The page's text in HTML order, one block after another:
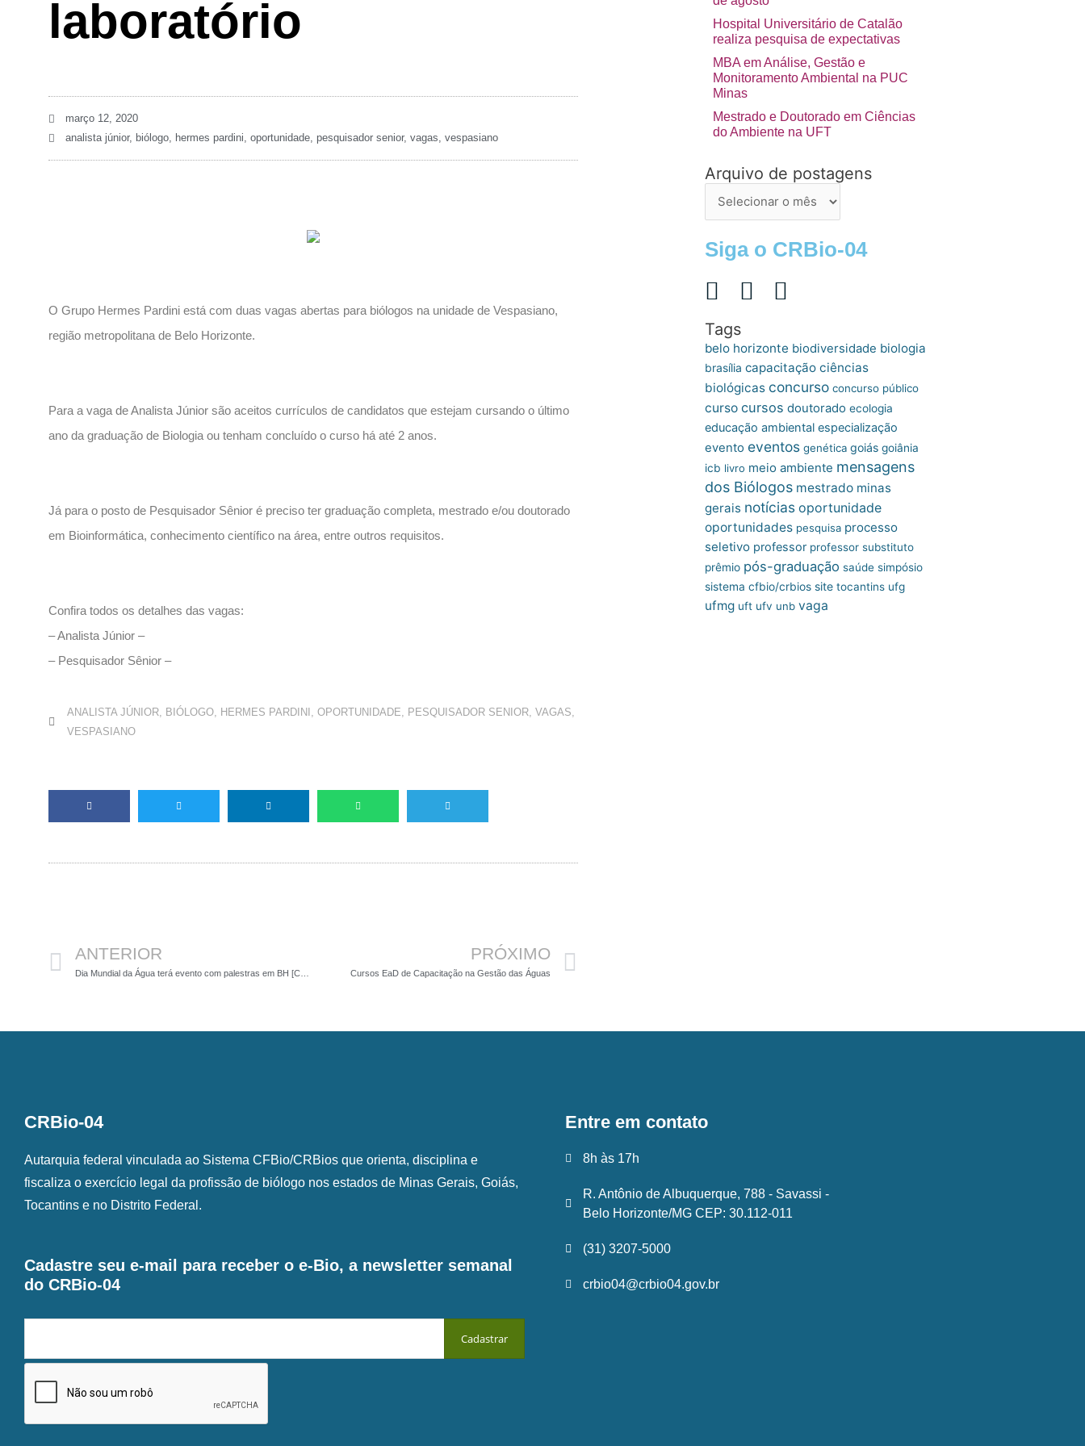
laboratório
março 12, 2020
analista júnior, biólogo, hermes pardini, oportunidade, pesquisador senior, vagas, vespasiano
O Grupo Hermes Pardini está com duas vagas abertas para biólogos na unidade de Vespasiano,
região metropolitana de Belo Horizonte.
Para a vaga de Analista Júnior são aceitos currículos de candidatos que estejam cursando o último
ano da graduação de Biologia ou tenham concluído o curso há até 2 anos.
Já para o posto de Pesquisador Sênior é preciso ter graduação completa, mestrado e/ou doutorado
em Bioinformática, conhecimento científico na área, entre outros requisitos.
Confira todos os detalhes das vagas:
– Analista Júnior –
– Pesquisador Sênior –
ANALISTA JÚNIOR BIÓLOGO HERMES PARDINI OPORTUNIDADE PESQUISADOR SENIOR VAGAS
VESPASIANO
ANTERIOR PRÓXIMO
Cursos EaD de Capacitação na Gestão das Águas
Hospital Universitário de Catalão
realiza pesquisa de expectativas
MBA em Análise, Gestão e
Monitoramento Ambiental na PUC
Minas
Mestrado e Doutorado em Ciências
do Ambiente na UFT
Arquivo de postagens
Arquivo
postagens
Siga o CRBio-04
Tags
belo horizonte biodiversidade biologia
brasília capacitação ciências
biológicas concurso concurso público
curso cursos doutorado ecologia
educação ambiental especialização
evento eventos genética goiás goiânia
icb livro meio ambiente mensagens
dos Biólogos mestrado minas
gerais notícias oportunidade
oportunidades pesquisa processo
seletivo professor professor substituto
prêmio pós-graduação saúde simpósio
sistema cfbio/crbios site tocantins ufg
ufmg uft ufv unb vaga
CRBio-04
Autarquia federal vinculada ao Sistema CFBio/CRBios que orienta, disciplina e
fiscaliza o exercício legal da profissão de biólogo nos estados de Minas Gerais, Goiás,
Tocantins e no Distrito Federal.
Cadastre seu e-mail para receber o e-Bio, a newsletter semanal
do CRBio-04
Entre em contato
8h às 17h
R. Antônio de Albuquerque, 788 - Savassi -
Belo Horizonte/MG CEP: 30.112-011
(31) 3207-5000
crbio04@crbio04.gov.br